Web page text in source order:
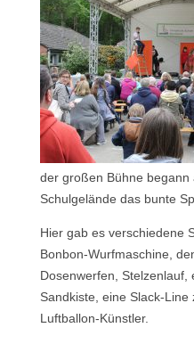
der großen Bühne begann
Schulgelände das bunte
Hier gab es verschiedene
Bonbon-Wurfmaschine,
Dosenwerfen, Stelzenlauf,
Sandkiste, eine Slack-
Luftballon-Künstler.